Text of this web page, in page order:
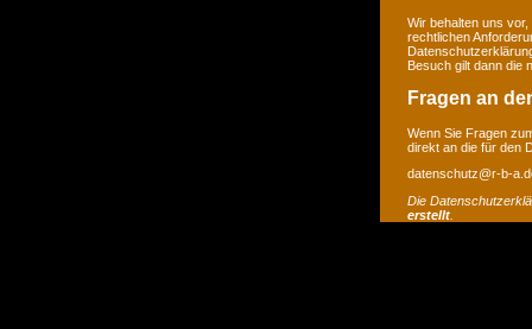
Wir behalten uns
rechtlichen
Besuch gilt dann die
Fragen an
Wenn Sie Fragen
direkt an die für den
datenschutz@r-b-
Die
erstellt